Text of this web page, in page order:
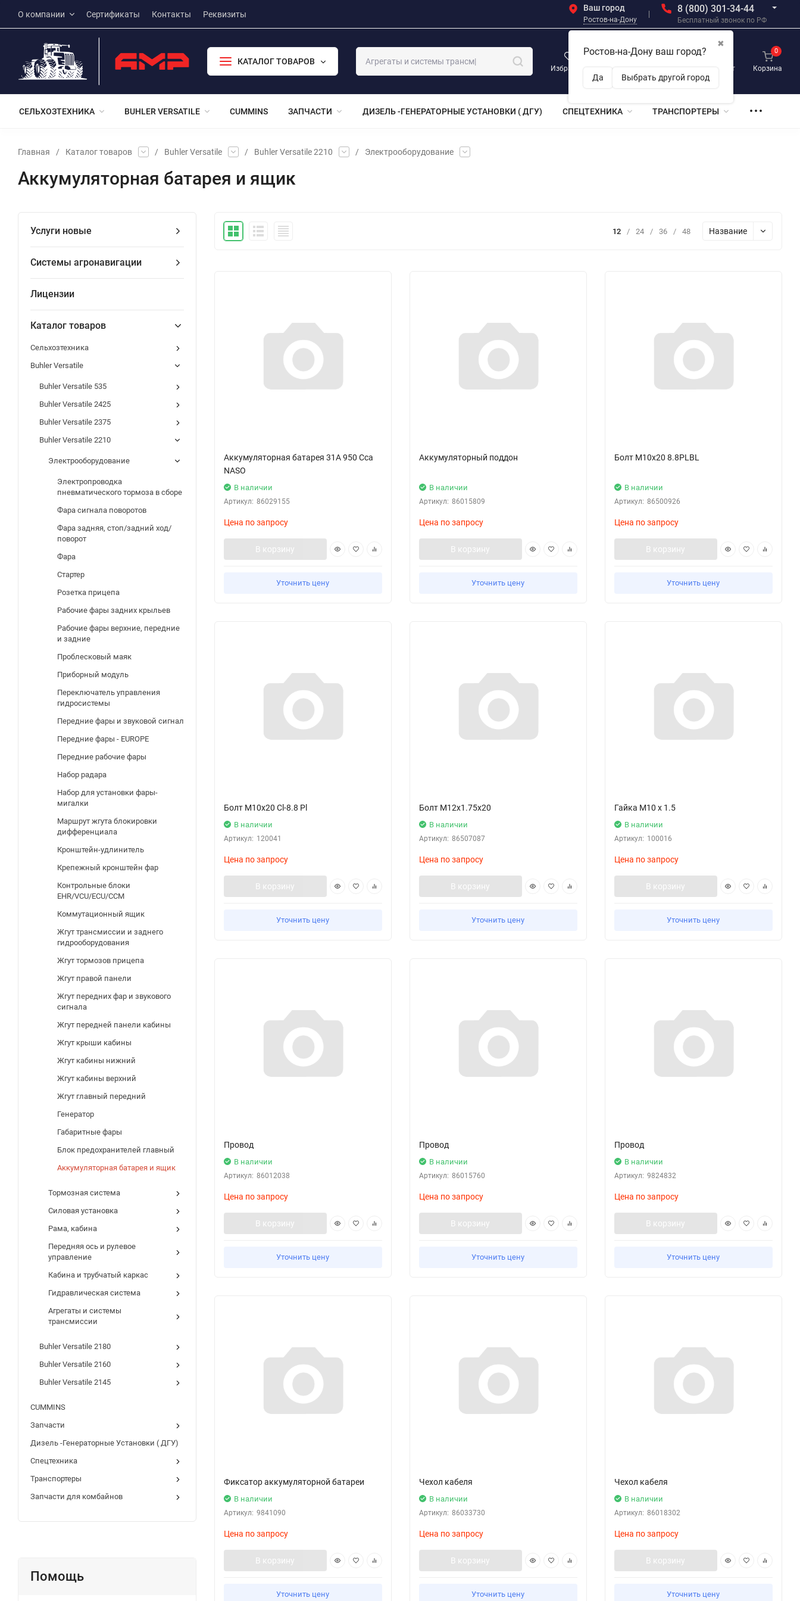
О компании Сертификаты Контакты Реквизиты
Ваш город
Ростов-на-Дону
✖
Ростов-на-Дону ваш город?
Да Выбрать другой город
8 (800) 301-34-44
Бесплатный звонок по РФ
КАТАЛОГ ТОВАРОВ
Избранное
0
Личный кабинет Корзина
0
СЕЛЬХОЗТЕХНИКА BUHLER VERSATILE CUMMINS ЗАПЧАСТИ ДИЗЕЛЬ -ГЕНЕРАТОРНЫЕ УСТАНОВКИ ( ДГУ) СПЕЦТЕХНИКА ТРАНСПОРТЕРЫ
Главная / Каталог товаров / Buhler Versatile / Buhler Versatile 2210 / Электрооборудование
Аккумуляторная батарея и ящик
Услуги новые
Системы агронавигации
Лицензии
Каталог товаров
Сельхозтехника
Buhler Versatile
Buhler Versatile 535
Buhler Versatile 2425
Buhler Versatile 2375
Buhler Versatile 2210
Электрооборудование
Электропроводка
пневматического тормоза в сборе
Фара сигнала поворотов
Фара задняя, стоп/задний ход/
поворот
Фара
Стартер
Розетка прицепа
Рабочие фары задних крыльев
Рабочие фары верхние, передние
и задние
Проблесковый маяк
Приборный модуль
Переключатель управления
гидросистемы
Передние фары и звуковой сигнал
Передние фары - EUROPE
Передние рабочие фары
Набор радара
Набор для установки фары-
мигалки
Маршрут жгута блокировки
дифференциала
Кронштейн-удлинитель
Крепежный кронштейн фар
Контрольные блоки
EHR/VCU/ECU/CCM
Коммутационный ящик
Жгут трансмиссии и заднего
гидрооборудования
Жгут тормозов прицепа
Жгут правой панели
Жгут передних фар и звукового
сигнала
Жгут передней панели кабины
Жгут крыши кабины
Жгут кабины нижний
Жгут кабины верхний
Жгут главный передний
Генератор
Габаритные фары
Блок предохранителей главный
Аккумуляторная батарея и ящик
Тормозная система
Силовая установка
Рама, кабина
Передняя ось и рулевое
управление
Кабина и трубчатый каркас
Гидравлическая система
Агрегаты и системы
трансмиссии
Buhler Versatile 2180
Buhler Versatile 2160
Buhler Versatile 2145
CUMMINS
Запчасти
Дизель -Генераторные Установки ( ДГУ)
Спецтехника
Транспортеры
Запчасти для комбайнов
Помощь
12 / 24 / 36 / 48 Название
Аккумуляторная батарея 31A 950 Cca
NASO
В наличии
Артикул: 86029155
Цена по запросу
В корзину
Уточнить цену
Аккумуляторный поддон
В наличии
Артикул: 86015809
Цена по запросу
В корзину
Уточнить цену
Болт M10х20 8.8PLBL
В наличии
Артикул: 86500926
Цена по запросу
В корзину
Уточнить цену
Болт M10х20 Cl-8.8 Pl
В наличии
Артикул: 120041
Цена по запросу
В корзину
Уточнить цену
Болт М12х1.75х20
В наличии
Артикул: 86507087
Цена по запросу
В корзину
Уточнить цену
Гайка M10 x 1.5
В наличии
Артикул: 100016
Цена по запросу
В корзину
Уточнить цену
Провод
В наличии
Артикул: 86012038
Цена по запросу
В корзину
Уточнить цену
Провод
В наличии
Артикул: 86015760
Цена по запросу
В корзину
Уточнить цену
Провод
В наличии
Артикул: 9824832
Цена по запросу
В корзину
Уточнить цену
Фиксатор аккумуляторной батареи
В наличии
Артикул: 9841090
Цена по запросу
В корзину
Уточнить цену
Чехол кабеля
В наличии
Артикул: 86033730
Цена по запросу
В корзину
Уточнить цену
Чехол кабеля
В наличии
Артикул: 86018302
Цена по запросу
В корзину
Уточнить цену